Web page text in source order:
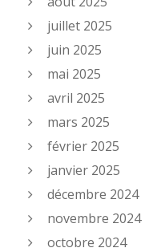
juillet 2025
juin 2025
mai 2025
avril 2025
mars 2025
février 2025
janvier 2025
décembre 2024
novembre 2024
octobre 2024